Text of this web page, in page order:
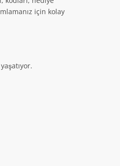
için kolay